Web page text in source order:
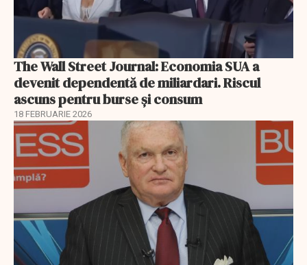
The Wall Street Journal: Economia SUA a
devenit dependentă de miliardari. Riscul
ascuns pentru burse și consum
18 FEBRUARIE 2026
EXCLUSIV